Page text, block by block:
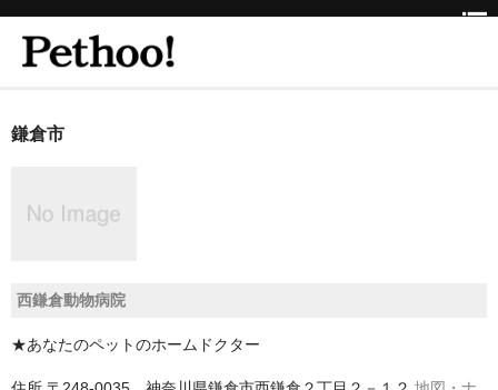
CLINIC
京都府
京都市
鎌倉市
西鎌倉動物病院
★あなたのペットのホームドクター